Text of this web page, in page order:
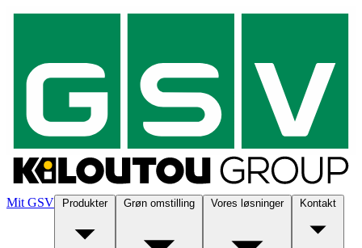
Mit GSV Produkter Grøn omstilling Vores løsninger Kontakt